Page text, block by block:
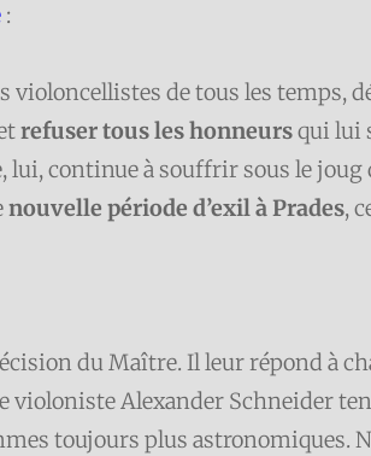
:
violoncellistes de tous les temps,
refuser tous les honneursqui lui
lui, continue à souffrir sous le
nouvelle période d’exil à Prades,
du Maître. Il leur répond à
violoniste Alexander Schneider
toujours plus astronomiques.